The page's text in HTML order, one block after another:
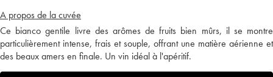
A propos de la cuvée
Ce bianco gentile livre des arômes de fruits bien mûrs, il se montre
particulièrement intense, frais et souple, offrant une matière aérienne et
des beaux amers en finale. Un vin idéal à l'apéritif.